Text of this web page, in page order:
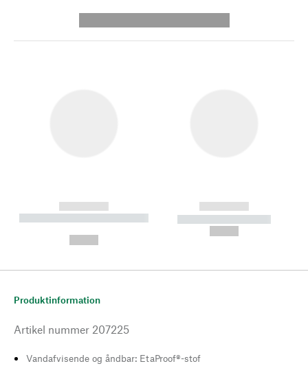
------------
----------- ----------- --------
------------
----------- -----------
Produktinformation
Artikel nummer 207225
Vandafvisende og åndbar: EtaProof®-stof